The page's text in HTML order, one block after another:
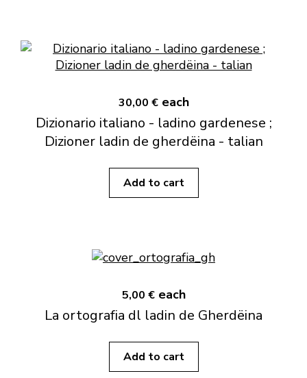
30,00 € each
Dizionario italiano - ladino gardenese ;
Dizioner ladin de gherdëina - talian
Add to cart
5,00 € each
La ortografia dl ladin de Gherdëina
Add to cart